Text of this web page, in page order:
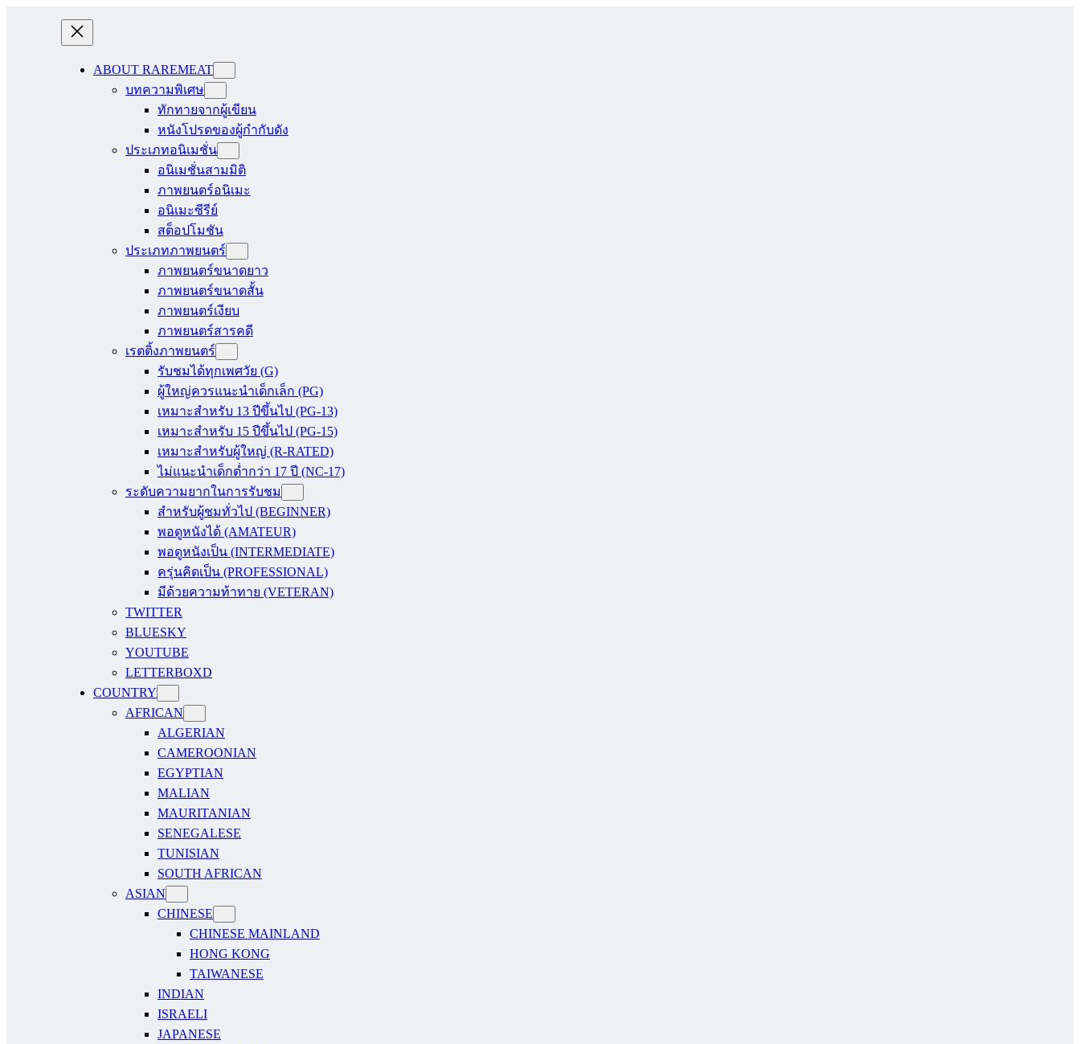
ABOUT RAREMEAT
บทความพิเศษ
ทักทายจากผู้เขียน
หนังโปรดของผู้กำกับดัง
ประเภทอนิเมชั่น
อนิเมชั่นสามมิติ
ภาพยนตร์อนิเมะ
อนิเมะซีรีย์
สต็อปโมชัน
ประเภทภาพยนตร์
ภาพยนตร์ขนาดยาว
ภาพยนตร์ขนาดสั้น
ภาพยนตร์เงียบ
ภาพยนตร์สารคดี
เรตติ้งภาพยนตร์
รับชมได้ทุกเพศวัย (G)
ผู้ใหญ่ควรแนะนำเด็กเล็ก (PG)
เหมาะสำหรับ 13 ปีขึ้นไป (PG-13)
เหมาะสำหรับ 15 ปีขึ้นไป (PG-15)
เหมาะสำหรับผู้ใหญ่ (R-RATED)
ไม่แนะนำเด็กต่ำกว่า 17 ปี (NC-17)
ระดับความยากในการรับชม
สำหรับผู้ชมทั่วไป (BEGINNER)
พอดูหนังได้ (AMATEUR)
พอดูหนังเป็น (INTERMEDIATE)
ครุ่นคิดเป็น (PROFESSIONAL)
มีด้วยความท้าทาย (VETERAN)
TWITTER
BLUESKY
YOUTUBE
LETTERBOXD
COUNTRY
AFRICAN
ALGERIAN
CAMEROONIAN
EGYPTIAN
MALIAN
MAURITANIAN
SENEGALESE
TUNISIAN
SOUTH AFRICAN
ASIAN
CHINESE
CHINESE MAINLAND
HONG KONG
TAIWANESE
INDIAN
ISRAELI
JAPANESE